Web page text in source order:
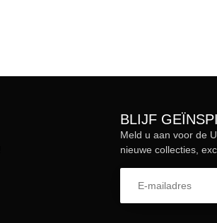
BLIJF
Meld u aan voor de
nieuwe collecties,